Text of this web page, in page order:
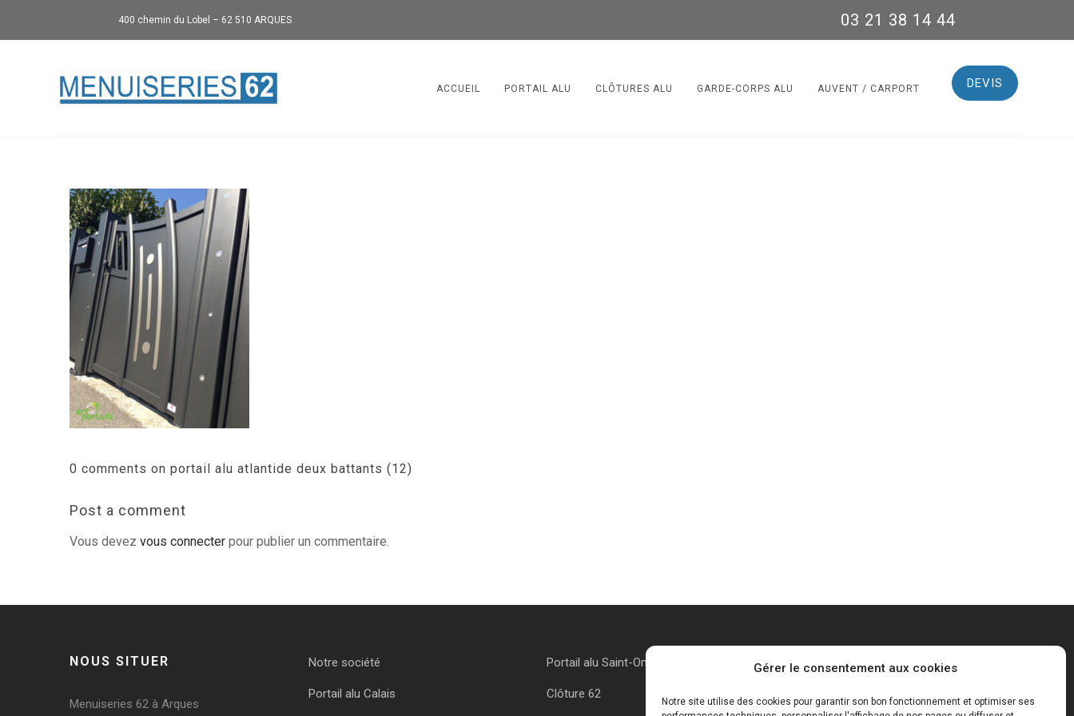
Gérer le consentement aux cookies
Notre site utilise des cookies pour garantir son bon fonctionnement et optimiser ses
400 chemin du Lobel – 62 510 ARQUES 03 21 38 14 44
DEVIS
ACCUEIL PORTAIL ALU CLÔTURES ALU GARDE-CORPS ALU AUVENT / CARPORT
0 comments on portail alu atlantide deux battants (12)
Post a comment
Vous devezvous connecter pour publier un commentaire.
NOUS SITUER
Menuiseries 62 à Arques
Notre société
Portail alu Calais
Portail alu Saint-Omer
Clôture 62
Mentions Légales